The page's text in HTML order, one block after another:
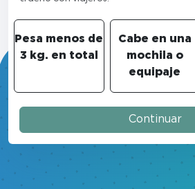
Pesa menos de
3 kg. en total
Cabe en una
mochila o
equipaje
Continuar